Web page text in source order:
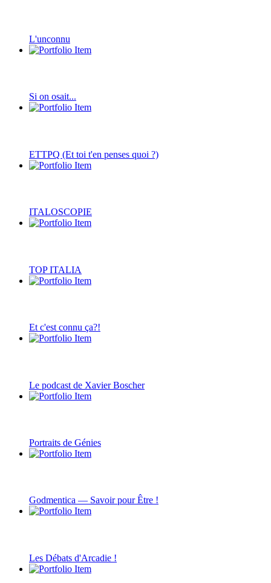
L'unconnu
Si on osait...
ETTPQ (Et toi t'en penses quoi ?)
ITALOSCOPIE
TOP ITALIA
Et c'est connu ça?!
Le podcast de Xavier Boscher
Portraits de Génies
Godmentica — Savoir pour Être !
Les Débats d'Arcadie !